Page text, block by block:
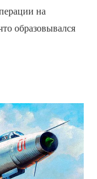
на
образовывался